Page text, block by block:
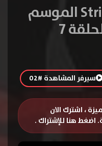
مسلسل Strike Back الموسم
7
سيرفر المشاهدة #02
، اشترك الان
اضغط هنا للإشتراك .